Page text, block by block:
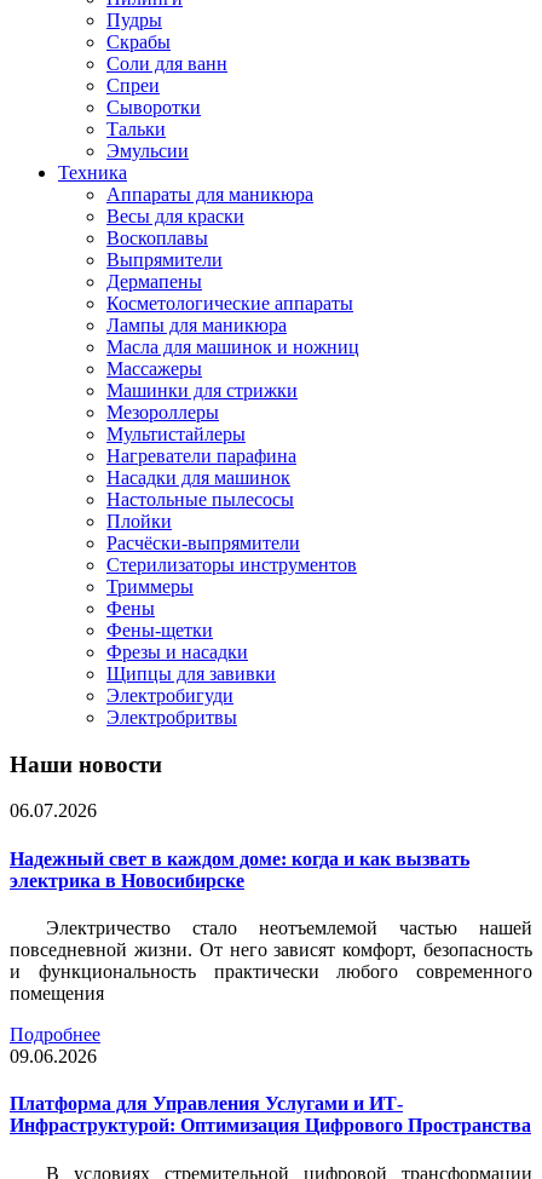
Пудры
Скрабы
Соли для ванн
Спреи
Сыворотки
Тальки
Эмульсии
Техника
Аппараты для маникюра
Весы для краски
Воскоплавы
Выпрямители
Дермапены
Косметологические аппараты
Лампы для маникюра
Масла для машинок и ножниц
Массажеры
Машинки для стрижки
Мезороллеры
Мультистайлеры
Нагреватели парафина
Насадки для машинок
Настольные пылесосы
Плойки
Расчёски-выпрямители
Стерилизаторы инструментов
Триммеры
Фены
Фены-щетки
Фрезы и насадки
Щипцы для завивки
Электробигуди
Электробритвы
Наши новости
06.07.2026
Надежный свет в каждом доме: когда и как вызвать
электрика в Новосибирске
Электричество стало неотъемлемой частью нашей
повседневной жизни. От него зависят комфорт, безопасность
и функциональность практически любого современного
помещения
Подробнее
09.06.2026
Платформа для Управления Услугами и ИТ-
Инфраструктурой: Оптимизация Цифрового Пространства
В условиях стремительной цифровой трансформации